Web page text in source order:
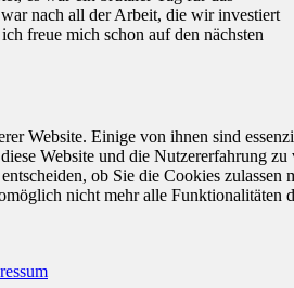
nach all der Arbeit, die wir investiert
freue mich schon auf den nächsten
Website. Einige von ihnen sind
Website und die Nutzererfahrung zu
ob Sie die Cookies zulassen
nicht mehr alle Funktionalitäten